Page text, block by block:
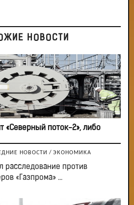
НОВОСТИ
«Северный поток-2», либо
НОВОСТИ / ЭКОНОМИКА
расследование против
«Газпрома» ...